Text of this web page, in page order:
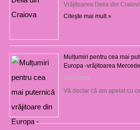
Vrăjitoarea Delia din
Citeşte mai mult »
Mulțumiri pentru cea mai
Europa -vrăjitoarea
23/07/2026
Vă declar că am apelat cu